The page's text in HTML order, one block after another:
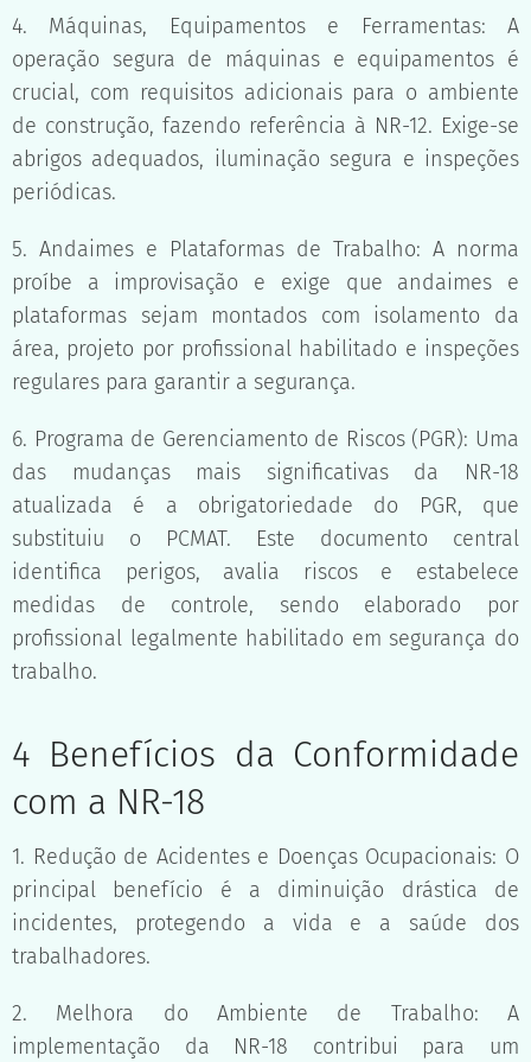
4. Máquinas, Equipamentos e Ferramentas: A
operação segura de máquinas e equipamentos é
crucial, com requisitos adicionais para o ambiente
de construção, fazendo referência à NR-12. Exige-se
abrigos adequados, iluminação segura e inspeções
periódicas.
5. Andaimes e Plataformas de Trabalho: A norma
proíbe a improvisação e exige que andaimes e
plataformas sejam montados com isolamento da
área, projeto por profissional habilitado e inspeções
regulares para garantir a segurança.
6. Programa de Gerenciamento de Riscos (PGR): Uma
das mudanças mais significativas da NR-18
atualizada é a obrigatoriedade do PGR, que
substituiu o PCMAT. Este documento central
identifica perigos, avalia riscos e estabelece
medidas de controle, sendo elaborado por
profissional legalmente habilitado em segurança do
trabalho.
4 Benefícios da Conformidade
com a NR-18
1. Redução de Acidentes e Doenças Ocupacionais: O
principal benefício é a diminuição drástica de
incidentes, protegendo a vida e a saúde dos
trabalhadores.
2. Melhora do Ambiente de Trabalho: A
implementação da NR-18 contribui para um